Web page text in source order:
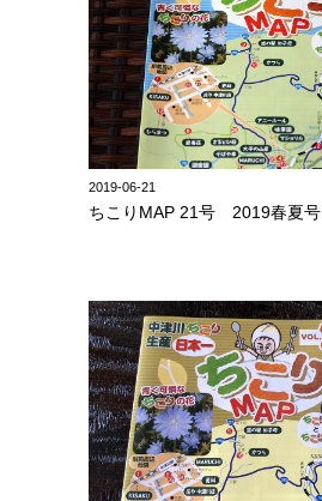
2019-06-21
ちこりMAP 21号 2019春夏号